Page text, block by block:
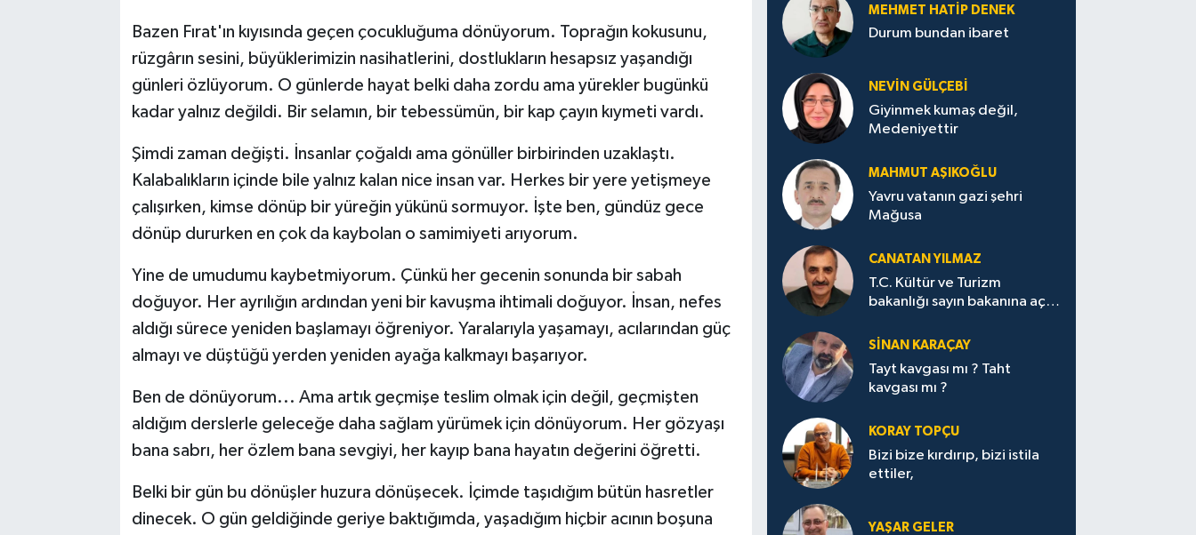
Bazen Fırat'ın kıyısında geçen çocukluğuma dönüyorum. Toprağın kokusunu,
rüzgârın sesini, büyüklerimizin nasihatlerini, dostlukların hesapsız yaşandığı
günleri özlüyorum. O günlerde hayat belki daha zordu ama yürekler bugünkü
kadar yalnız değildi. Bir selamın, bir tebessümün, bir kap çayın kıymeti vardı.
Şimdi zaman değişti. İnsanlar çoğaldı ama gönüller birbirinden uzaklaştı.
Kalabalıkların içinde bile yalnız kalan nice insan var. Herkes bir yere yetişmeye
çalışırken, kimse dönüp bir yüreğin yükünü sormuyor. İşte ben, gündüz gece
dönüp dururken en çok da kaybolan o samimiyeti arıyorum.
Yine de umudumu kaybetmiyorum. Çünkü her gecenin sonunda bir sabah
doğuyor. Her ayrılığın ardından yeni bir kavuşma ihtimali doğuyor. İnsan, nefes
aldığı sürece yeniden başlamayı öğreniyor. Yaralarıyla yaşamayı, acılarından güç
almayı ve düştüğü yerden yeniden ayağa kalkmayı başarıyor.
Ben de dönüyorum... Ama artık geçmişe teslim olmak için değil, geçmişten
aldığım derslerle geleceğe daha sağlam yürümek için dönüyorum. Her gözyaşı
bana sabrı, her özlem bana sevgiyi, her kayıp bana hayatın değerini öğretti.
Belki bir gün bu dönüşler huzura dönüşecek. İçimde taşıdığım bütün hasretler
dinecek. O gün geldiğinde geriye baktığımda, yaşadığım hiçbir acının boşuna
MEHMET HATİP DENEK
Durum bundan ibaret
NEVİN GÜLÇEBİ
Giyinmek kumaş değil,
Medeniyettir
MAHMUT AŞIKOĞLU
Yavru vatanın gazi şehri
Mağusa
CANATAN YILMAZ
T.C. Kültür ve Turizm
bakanlığı sayın bakanına açık
SİNAN KARAÇAY
Tayt kavgası mı ? Taht
kavgası mı ?
KORAY TOPÇU
Bizi bize kırdırıp, bizi istila
ettiler,
YAŞAR GELER